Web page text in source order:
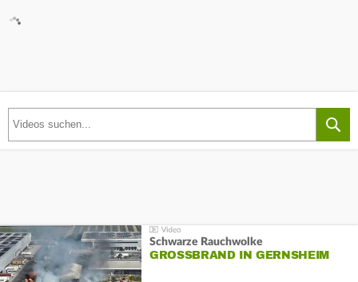
Schwarze Rauchwolke
GROSSBRAND IN GERNSHEIM